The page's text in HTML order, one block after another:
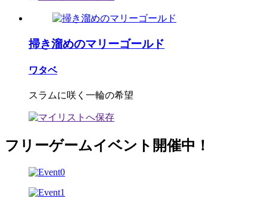
掃き溜めのマリーゴールド
ワタベ
スラムに咲く一輪の希望
フリーゲームイベント開催中！